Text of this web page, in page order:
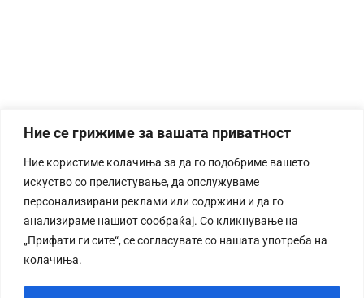
Ние се грижиме за вашата приватност
Ние користиме колачиња за да го подобриме вашето
искуство со прелистување, да опслужуваме
персонализирани реклами или содржини и да го
анализираме нашиот сообраќај. Со кликнување на
„Прифати ги сите“, се согласувате со нашата употреба на
колачиња.